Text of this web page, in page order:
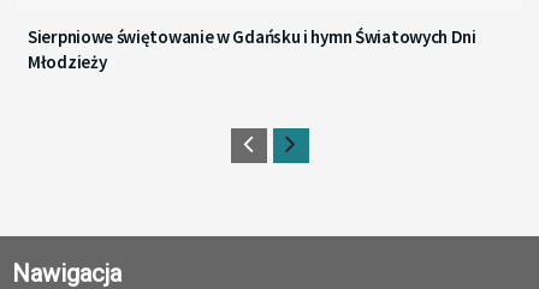
Sierpniowe świętowanie w Gdańsku i hymn Światowych Dni
Młodzieży
Nawigacja